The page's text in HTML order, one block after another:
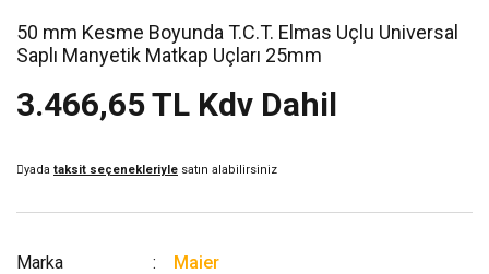
50 mm Kesme Boyunda T.C.T. Elmas Uçlu Universal
Saplı Manyetik Matkap Uçları 25mm
3.466,65 TL Kdv Dahil
yada taksit seçenekleriyle satın alabilirsiniz
Marka
Maier